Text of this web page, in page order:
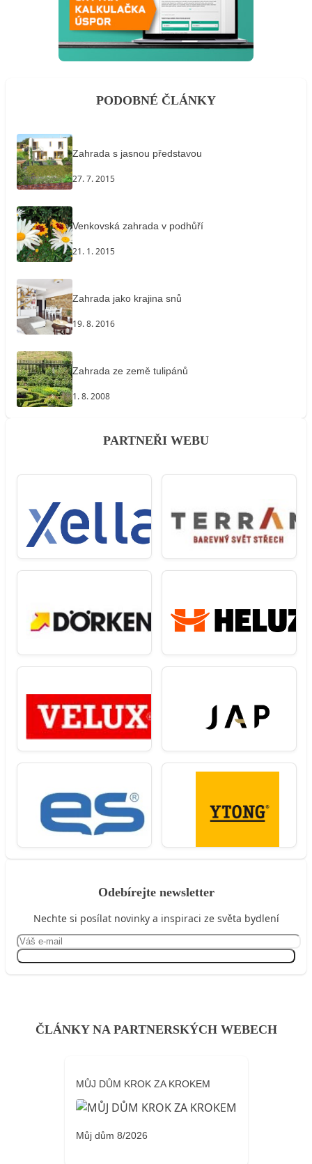
PODOBNÉ ČLÁNKY
Zahrada s jasnou představou
27. 7. 2015
Venkovská zahrada v podhůří
21. 1. 2015
Zahrada jako krajina snů
19. 8. 2016
Zahrada ze země tulipánů
1. 8. 2008
PARTNEŘI WEBU
Odebírejte newsletter
Nechte si posílat novinky a inspiraci ze světa bydlení
ČLÁNKY NA PARTNERSKÝCH WEBECH
MŮJ DŮM KROK ZA KROKEM
Můj dům 8/2026